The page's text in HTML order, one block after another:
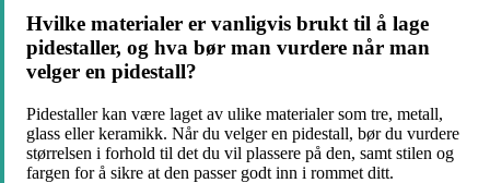
Hvilke materialer er vanligvis brukt til å lage
pidestaller, og hva bør man vurdere når man
velger en pidestall?
Pidestaller kan være laget av ulike materialer som tre, metall,
glass eller keramikk. Når du velger en pidestall, bør du vurdere
størrelsen i forhold til det du vil plassere på den, samt stilen og
fargen for å sikre at den passer godt inn i rommet ditt.